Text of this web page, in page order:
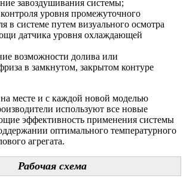
завоздушивания системы;
уровня промежуточного
в системе путем визуального осмотра
датчика уровня охлаждающей
возможности долива или
в замкнутом, закрытом контуре
месте и с каждой новой моделью
используют все новые
эффективность применения системы
оптимального температурного
агрегата.
Рабочая схема